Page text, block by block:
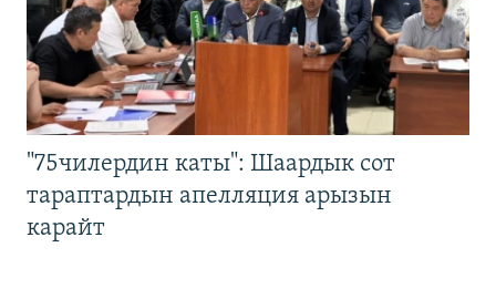
"75чилердин каты": Шаардык сот
тараптардын апелляция арызын
карайт